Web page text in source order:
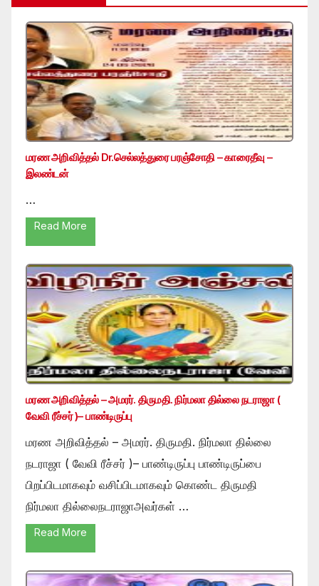
மரண அறிவித்தல் Dr.செல்லத்துரை பரஞ்சோதி – காரைதீவு –
இலண்டன்
…
Read More
மரண அறிவித்தல் – அமரர். திருமதி. நிர்மலா தில்லை நடராஜா (
வேவி ரீச்சர் )– பாண்டிருப்பு
மரண அறிவித்தல் – அமரர். திருமதி. நிர்மலா தில்லை
நடராஜா ( வேவி ரீச்சர் )– பாண்டிருப்பு பாண்டிருப்பை
பிறப்பிடமாகவும் வசிப்பிடமாகவும் கொண்ட திருமதி
நிர்மலா தில்லைநடராஜாஅவர்கள் …
Read More